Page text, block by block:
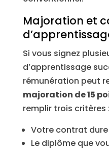
Majoration et
Si vous signez
d’apprentissage
rémunération peut
majoration de 15
remplir trois critères :
Votre contrat dure
Le diplôme que